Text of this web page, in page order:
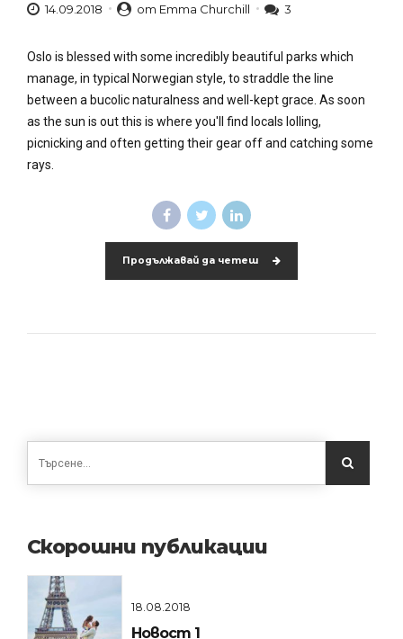
14.09.2018 от Emma Churchill 3
Oslo is blessed with some incredibly beautiful parks which
manage, in typical Norwegian style, to straddle the line
between a bucolic naturalness and well-kept grace. As soon
as the sun is out this is where you'll find locals lolling,
picnicking and often getting their gear off and catching some
rays.
Продължавай да четеш
Скорошни публикации
18.08.2018
Новост 1